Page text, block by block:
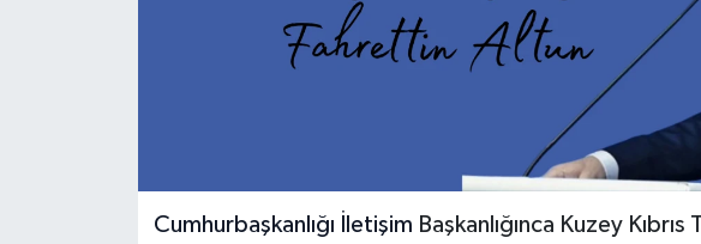
Cumhurbaşkanlığı İletişim Başkanlığınca Kuzey